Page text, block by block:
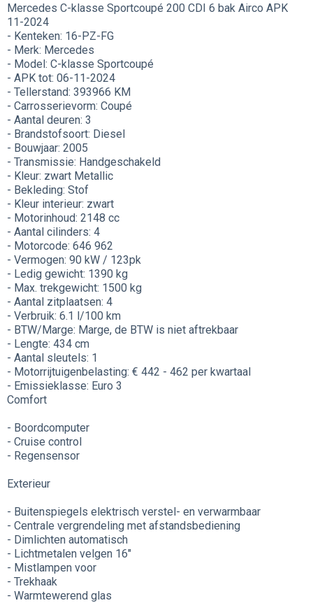
Mercedes C-klasse Sportcoupé 200 CDI 6 bak Airco APK
11-2024
- Kenteken: 16-PZ-FG
- Merk: Mercedes
- Model: C-klasse Sportcoupé
- APK tot: 06-11-2024
- Tellerstand: 393966 KM
- Carrosserievorm: Coupé
- Aantal deuren: 3
- Brandstofsoort: Diesel
- Bouwjaar: 2005
- Transmissie: Handgeschakeld
- Kleur: zwart Metallic
- Bekleding: Stof
- Kleur interieur: zwart
- Motorinhoud: 2148 cc
- Aantal cilinders: 4
- Motorcode: 646 962
- Vermogen: 90 kW / 123pk
- Ledig gewicht: 1390 kg
- Max. trekgewicht: 1500 kg
- Aantal zitplaatsen: 4
- Verbruik: 6.1 l/100 km
- BTW/Marge: Marge, de BTW is niet aftrekbaar
- Lengte: 434 cm
- Aantal sleutels: 1
- Motorrijtuigenbelasting: € 442 - 462 per kwartaal
- Emissieklasse: Euro 3
Comfort
- Boordcomputer
- Cruise control
- Regensensor
Exterieur
- Buitenspiegels elektrisch verstel- en verwarmbaar
- Centrale vergrendeling met afstandsbediening
- Dimlichten automatisch
- Lichtmetalen velgen 16"
- Mistlampen voor
- Trekhaak
- Warmtewerend glas